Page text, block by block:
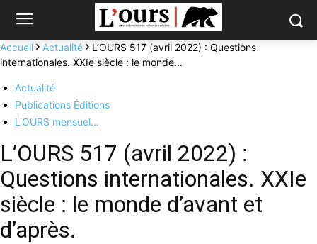
Accueil Actualité
L’OURS 517 (avril 2022) : Questions
internationales. XXIe siècle : le monde...
Actualité
Publications Éditions
L'OURS mensuel…
L’OURS 517 (avril 2022) :
Questions internationales. XXIe
siècle : le monde d’avant et
d’après.